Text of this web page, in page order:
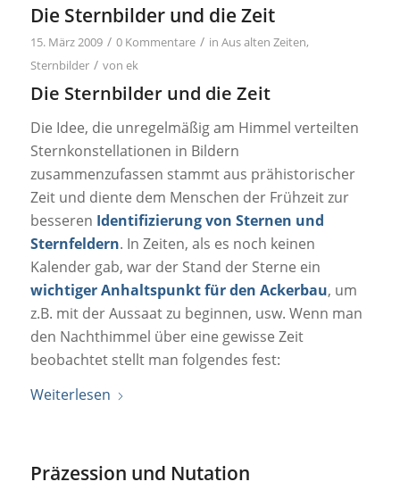
Die Sternbilder und die Zeit
15. März 2009 / 0 Kommentare / in Aus alten Zeiten,
Sternbilder / von ek
Die Sternbilder und die Zeit
Die Idee, die unregelmäßig am Himmel verteilten
Sternkonstellationen in Bildern
zusammenzufassen stammt aus prähistorischer
Zeit und diente dem Menschen der Frühzeit zur
besseren Identifizierung von Sternen und
Sternfeldern. In Zeiten, als es noch keinen
Kalender gab, war der Stand der Sterne ein
wichtiger Anhaltspunkt für den Ackerbau, um
z.B. mit der Aussaat zu beginnen, usw. Wenn man
den Nachthimmel über eine gewisse Zeit
beobachtet stellt man folgendes fest:
Weiterlesen
Präzession und Nutation